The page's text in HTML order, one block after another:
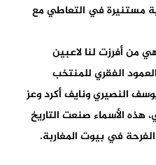
مستنيرة في التعاطي مع
من أفرزت لنا لاعبين
الفقري للمنتخب
النصيري ونايف أكرد وعز
هذه الأسماء صنعت التاريخ